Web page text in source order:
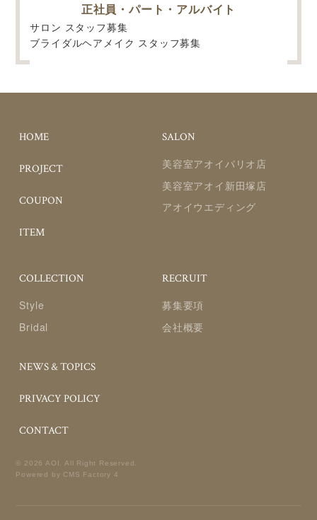
正社員・パート・アルバイト
サロン スタッフ募集
ブライダルヘアメイク スタッフ募集
HOME
PROJECT
COUPON
ITEM
SALON
美容室アオイパリオ店
美容室アオイ新田塚店
アオイウエディング
COLLECTION
Style
Bridal
RECRUIT
募集要項
会社概要
NEWS & TOPICS
PRIVACY POLICY
CONTACT
© 2026 AOI. All Right Reserved.
Powered by CMS Factory 4